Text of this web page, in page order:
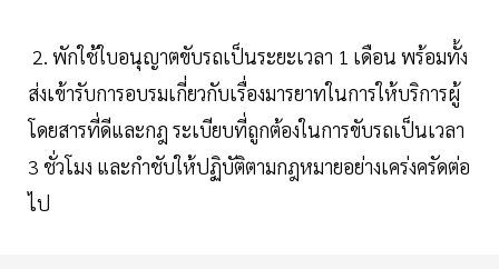
2. พักใช้ใบอนุญาตขับรถเป็นระยะเวลา 1 เดือน พร้อมทั้ง
ส่งเข้ารับการอบรมเกี่ยวกับเรื่องมารยาทในการให้บริการผู้
โดยสารที่ดีและกฎ ระเบียบที่ถูกต้องในการขับรถเป็นเวลา
3 ชั่วโมง และกำชับให้ปฏิบัติตามกฎหมายอย่างเคร่งครัดต่อ
ไป